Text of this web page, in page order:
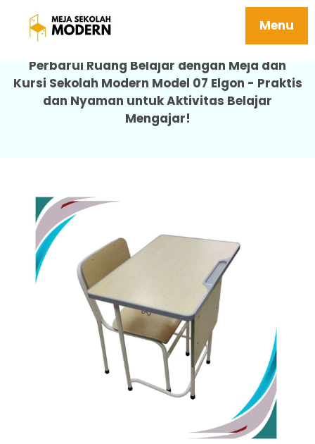
Menu
Meja Kursi Sekolah Modern 07 Elgon
Perbarui Ruang Belajar dengan Meja dan
Kursi Sekolah Modern Model 07 Elgon - Praktis
dan Nyaman untuk Aktivitas Belajar
Mengajar!